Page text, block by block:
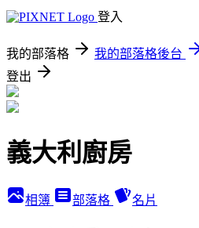
登入
我的部落格 我的部落格後台
登出
義大利廚房
相簿 部落格 名片